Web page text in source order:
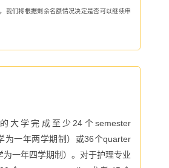
我们将根据剩余名额情况决定是否可以继续申
大学完成至少 24 个semester
为一年两学期制）或36个quarter
为一年四学期制）。对于护理专业